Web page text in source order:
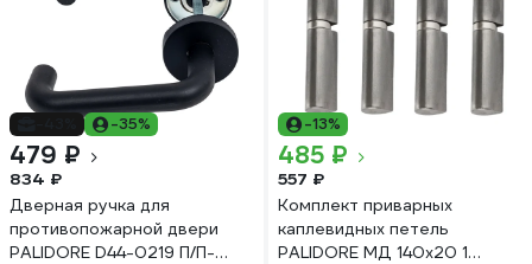
-35%
479 ₽
834 ₽
Дверная ручка для
противопожарной двери
PALIDORE D44-0219 П/П-
-13%
485 ₽
557 ₽
Комплект приварных
каплевидных петель
PALIDORE МД 140х20 1